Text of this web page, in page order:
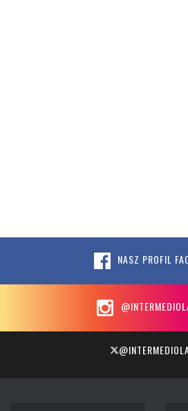
NASZ PROFIL